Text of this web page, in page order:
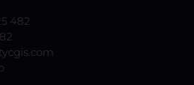
482